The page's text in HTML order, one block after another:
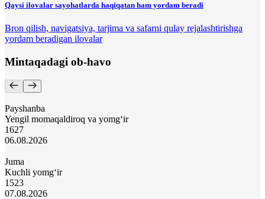
Qaysi ilovalar sayohatlarda haqiqatan ham yordam beradi
Bron qilish, navigatsiya, tarjima va safarni qulay rejalashtirishga
yordam beradigan ilovalar
Mintaqadagi ob-havo
Payshanba
Yengil momaqaldiroq va yomg‘ir
1627
06.08.2026
Juma
Kuchli yomg‘ir
1523
07.08.2026